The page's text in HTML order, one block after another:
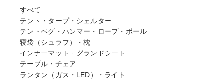
すべて
テント・タープ・シェルター
テントペグ・ハンマー・ロープ・ポール
寝袋（シュラフ）・枕
インナーマット・グランドシート
テーブル・チェア
ランタン（ガス・LED）・ライト